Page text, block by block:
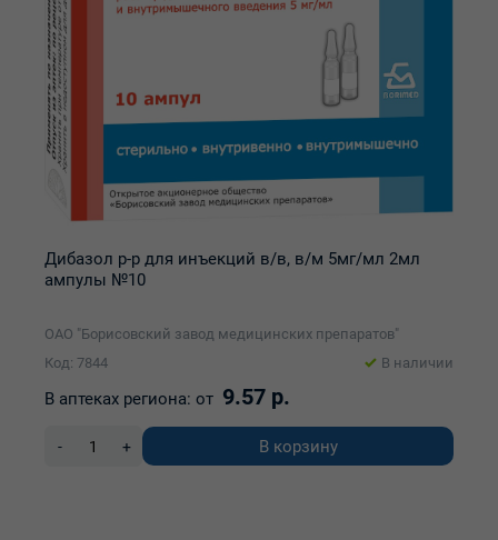
Дибазол р-р для инъекций в/в, в/м 5мг/мл 2мл
ампулы №10
ОАО "Борисовский завод медицинских препаратов"
Код: 7844
В наличии
В аптеках региона: от 9.57 р.
- + В корзину